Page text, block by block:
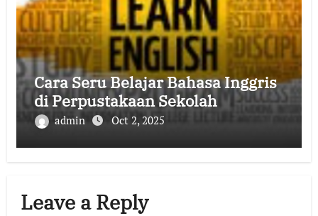
Cara Seru Belajar Bahasa Inggris
di Perpustakaan Sekolah
admin Oct 2, 2025
Leave a Reply